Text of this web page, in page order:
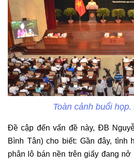
Toàn cảnh buổi họp.
Đề cập đến vấn đề này, ĐB
Bình Tân) cho biết: Gần đây, tình
phân lô bán nền trên giấy đang